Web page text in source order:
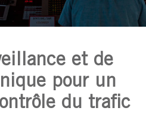
et de
pour un
du trafic